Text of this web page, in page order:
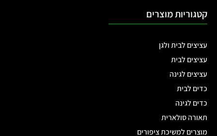
קטגוריות מוצרים
עציצים לבית ולגן
עציצים לבית
עציצים לגינה
כדים לבית
כדים לגינה
תאורה סולארית
מוצרים למשיכת ציפורים